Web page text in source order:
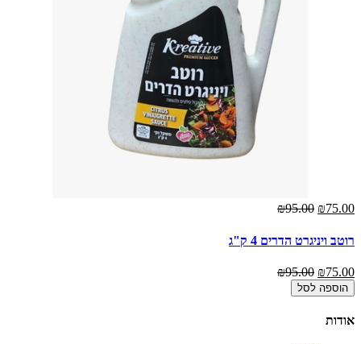
₪75.00
₪95.00
רוטב ויניגרט הדרים 4 ק"ג
₪75.00
₪95.00
הוספה לסל
אודות